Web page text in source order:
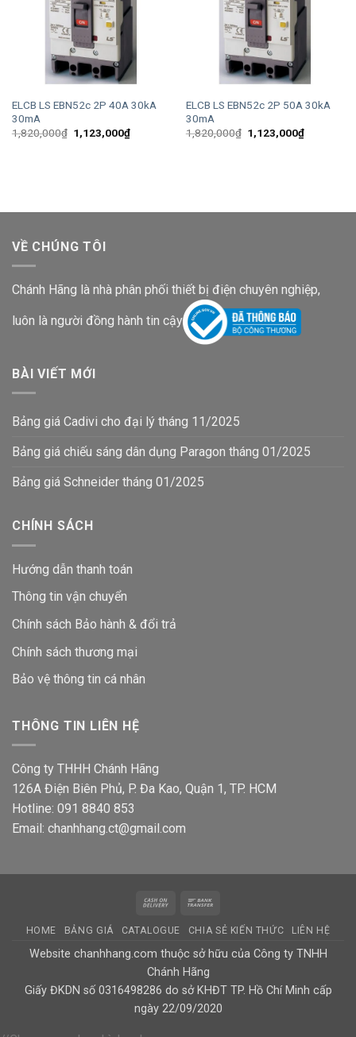
ELCB LS EBN52c 2P 40A 30kA
30mA
1,820,000₫ Giá
gốc
1,123,000₫Giá
hiện
ELCB LS EBN52c 2P 50A 30kA
30mA
1,820,000₫ Giá
gốc
1,123,000₫Giá
hiện
VỀ CHÚNG TÔI
Chánh Hãng là nhà phân phối thiết bị điện chuyên nghiệp,
luôn là người đồng hành tin cậy
BÀI VIẾT MỚI
Bảng giá Cadivi cho đại lý tháng 11/2025
Bảng giá chiếu sáng dân dụng Paragon tháng 01/2025
Bảng giá Schneider tháng 01/2025
CHÍNH SÁCH
Hướng dẫn thanh toán
Thông tin vận chuyển
Chính sách Bảo hành & đổi trả
Chính sách thương mại
Bảo vệ thông tin cá nhân
THÔNG TIN LIÊN HỆ
Công ty THHH Chánh Hãng
126A Điện Biên Phủ, P. Đa Kao, Quận 1, TP. HCM
Hotline: 091 8840 853
Email: chanhhang.ct@gmail.com
Cash
Delivery
HOME BẢNG GIÁ CATALOGUE CHIA SẺ KIẾN THỨC LIÊN HỆ
Website chanhhang.com thuộc sở hữu của Công ty TNHH
Chánh Hãng
Giấy ĐKDN số 0316498286 do sở KHĐT TP. Hồ Chí Minh cấp
ngày 22/09/2020